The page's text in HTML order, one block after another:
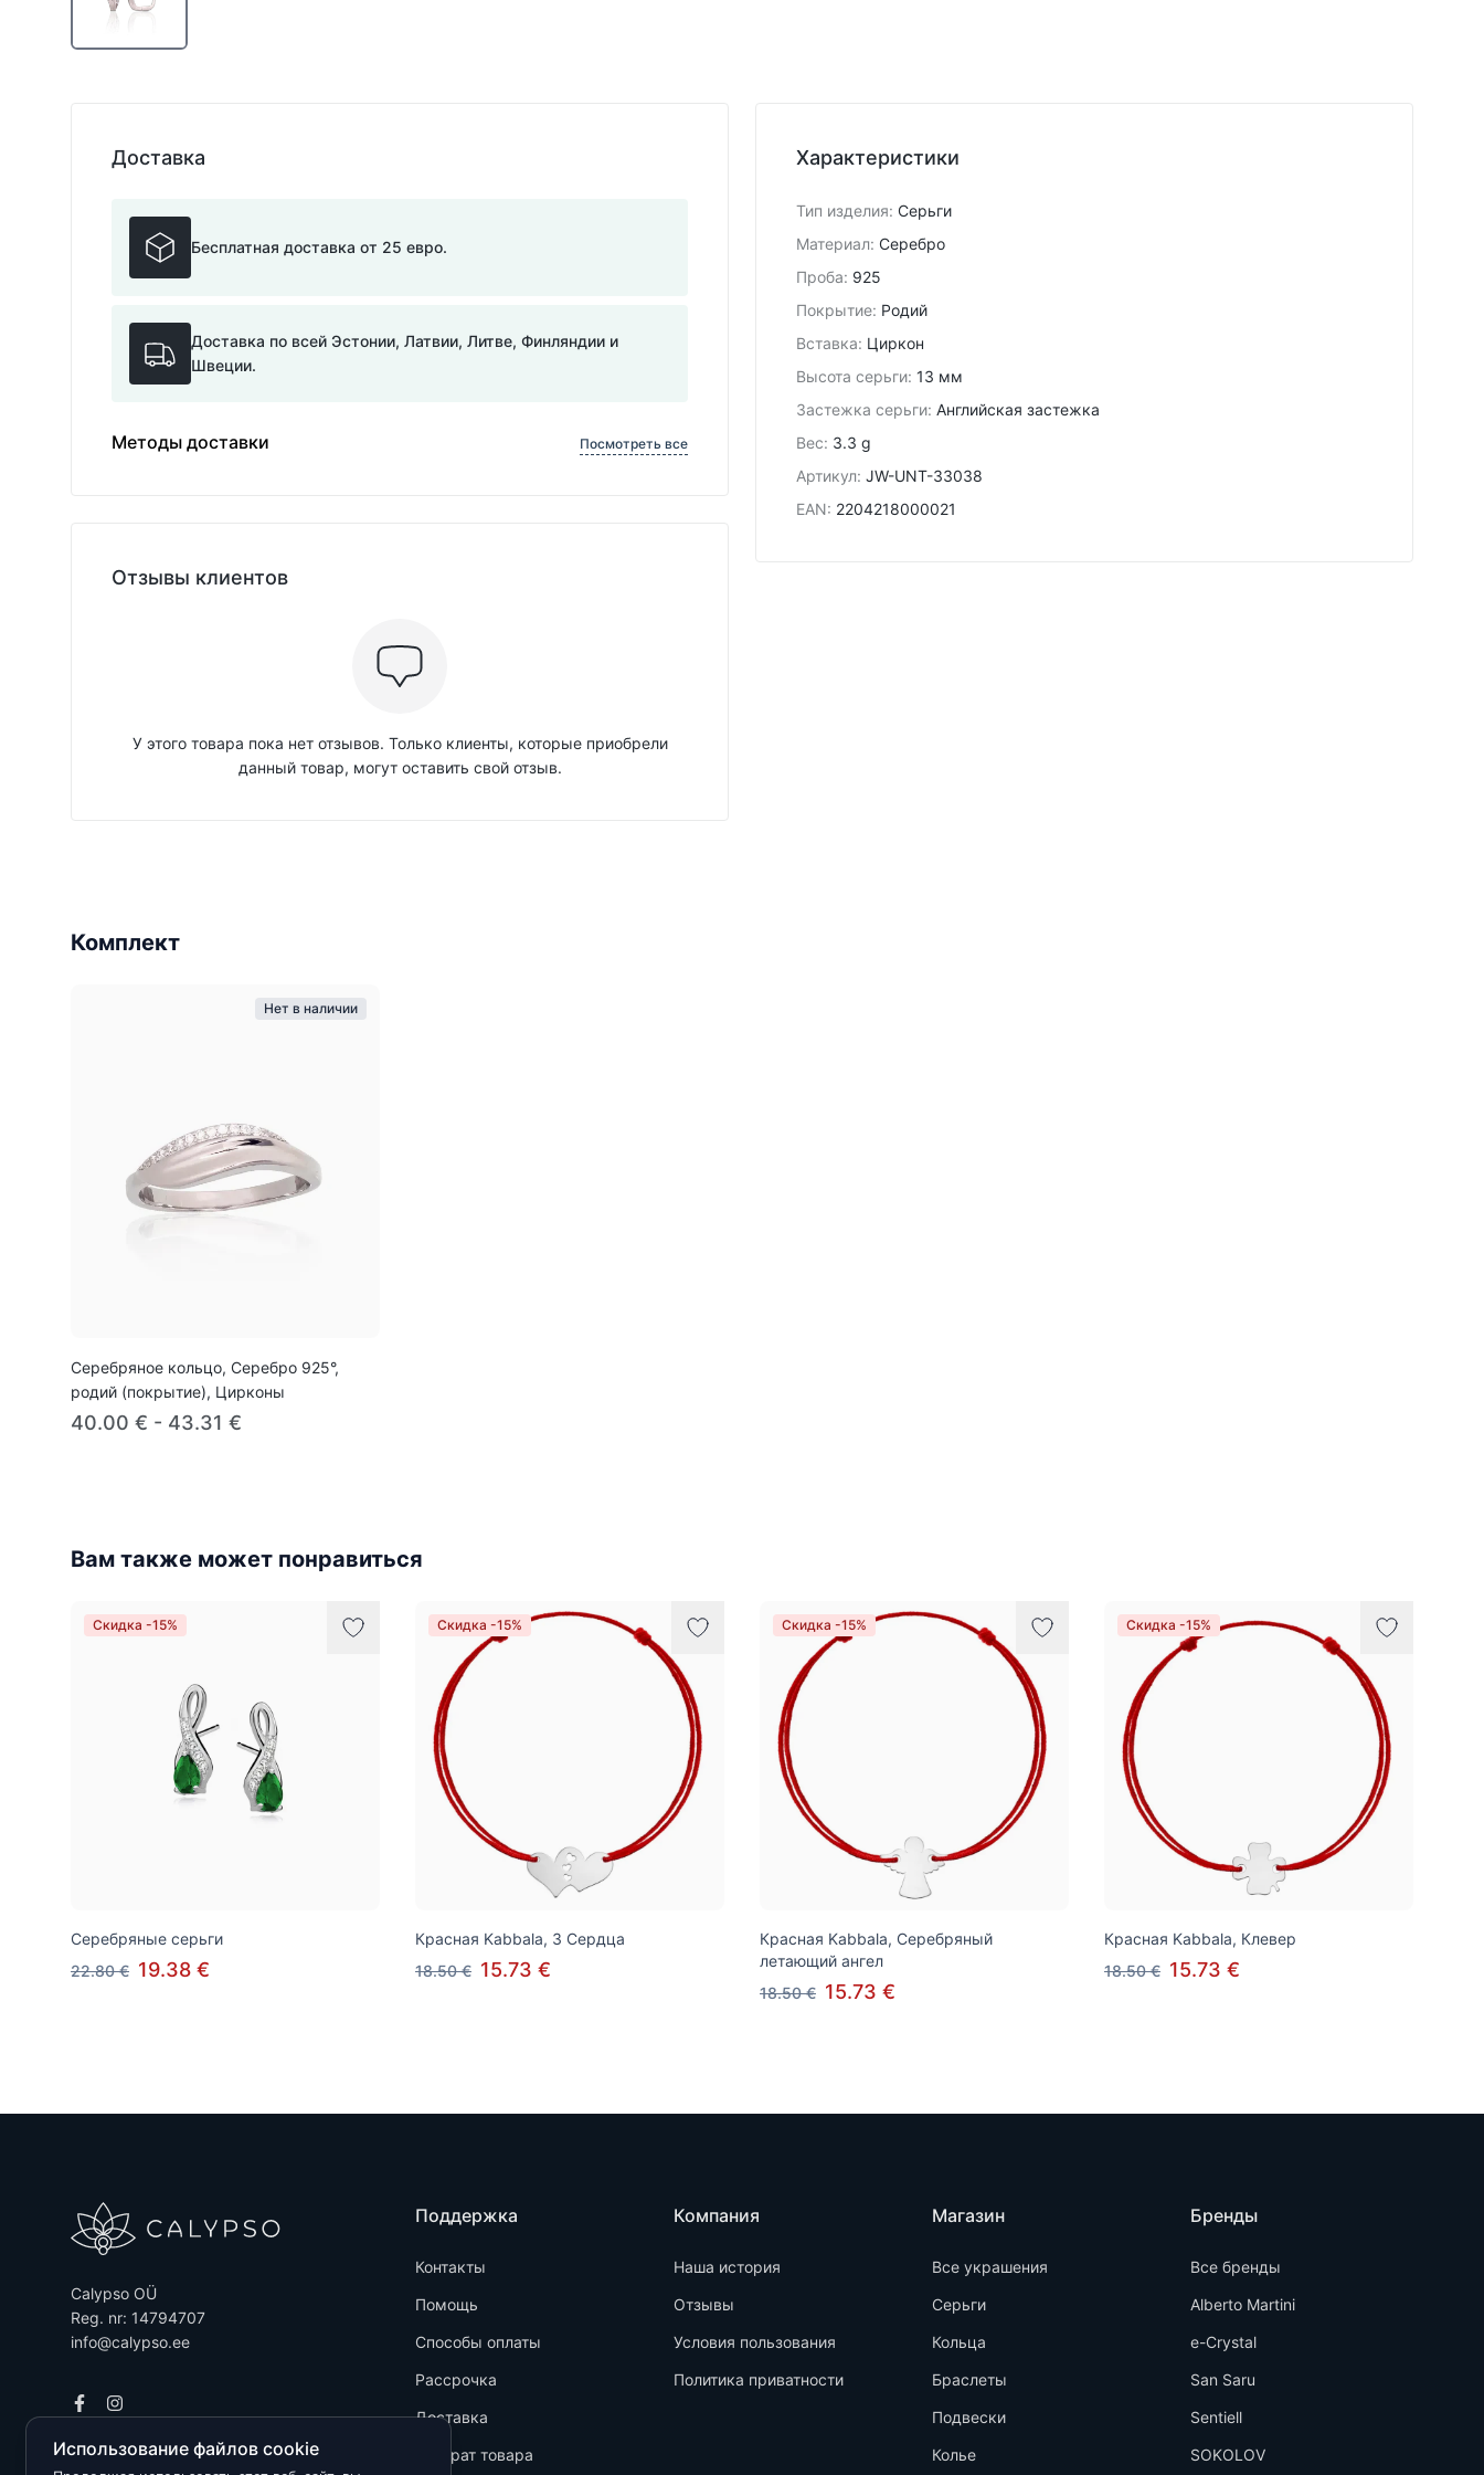
Характеристики
Тип изделия: Серьги
Материал: Серебро
Проба: 925
Покрытие: Родий
Вставка: Циркон
Высота серьги: 13 мм
Застежка серьги: Английская застежка
Вес: 3.3 g
Артикул: JW-UNT-33038
EAN: 2204218000021
Доставка
Бесплатная доставка от 25 евро.
Доставка по всей Эстонии, Латвии, Литве, Финляндии и
Швеции.
Методы доставки Посмотреть все
Отзывы клиентов
У этого товара пока нет отзывов. Только клиенты, которые приобрели
данный товар, могут оставить свой отзыв.
Комплект
Нет в наличии
Серебряное кольцо, Серебро 925°,
родий (покрытие), Цирконы
40.00 € - 43.31 €
Вам также может понравиться
Скидка -15%
Серебряные серьги
22.80 € 19.38 €
Скидка -15%
Красная Kabbala, 3 Сердца
18.50 € 15.73 €
Скидка -15%
Красная Kabbala, Серебряный
летающий ангел
18.50 € 15.73 €
Скидка -15%
Красная Kabbala, Клевер
18.50 € 15.73 €
Calypso OÜ
Reg. nr: 14794707
info@calypso.ee
Поддержка
Контакты
Помощь
Способы оплаты
Рассрочка
Доставка
Возврат товара
Компания
Наша история
Отзывы
Условия пользования
Политика приватности
Магазин
Все украшения
Серьги
Кольца
Браслеты
Подвески
Колье
Бренды
Все бренды
Alberto Martini
e-Crystal
San Saru
Sentiell
SOKOLOV
Использование файлов cookie